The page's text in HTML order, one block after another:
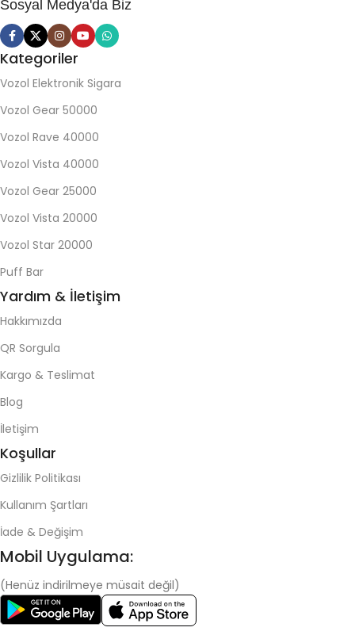
Sosyal Medya'da Biz
Kategoriler
Vozol Elektronik Sigara
Vozol Gear 50000
Vozol Rave 40000
Vozol Vista 40000
Vozol Gear 25000
Vozol Vista 20000
Vozol Star 20000
Puff Bar
Yardım & İletişim
Hakkımızda
QR Sorgula
Kargo & Teslimat
Blog
İletişim
Koşullar
Gizlilik Politikası
Kullanım Şartları
İade & Değişim
Mobil Uygulama:
(Henüz indirilmeye müsait değil)